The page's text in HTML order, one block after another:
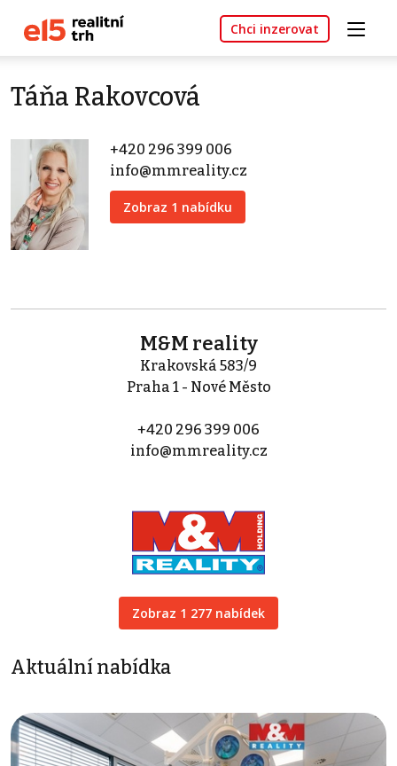
Chci inzerovat
Táňa Rakovcová
+420 296 399 006
info@mmreality.cz
Zobraz 1 nabídku
M&M reality
Krakovská 583/9
Praha 1 - Nové Město
+420 296 399 006
info@mmreality.cz
Zobraz 1 277 nabídek
Aktuální nabídka